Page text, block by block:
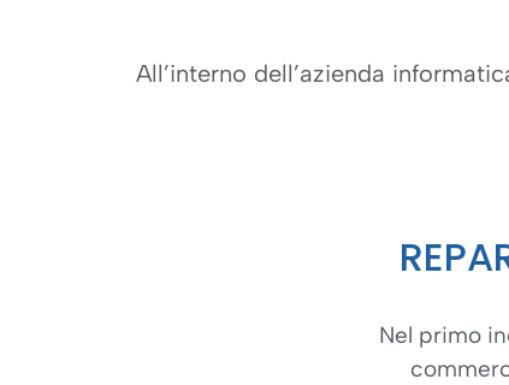
All’interno dell’azienda
Nel primo